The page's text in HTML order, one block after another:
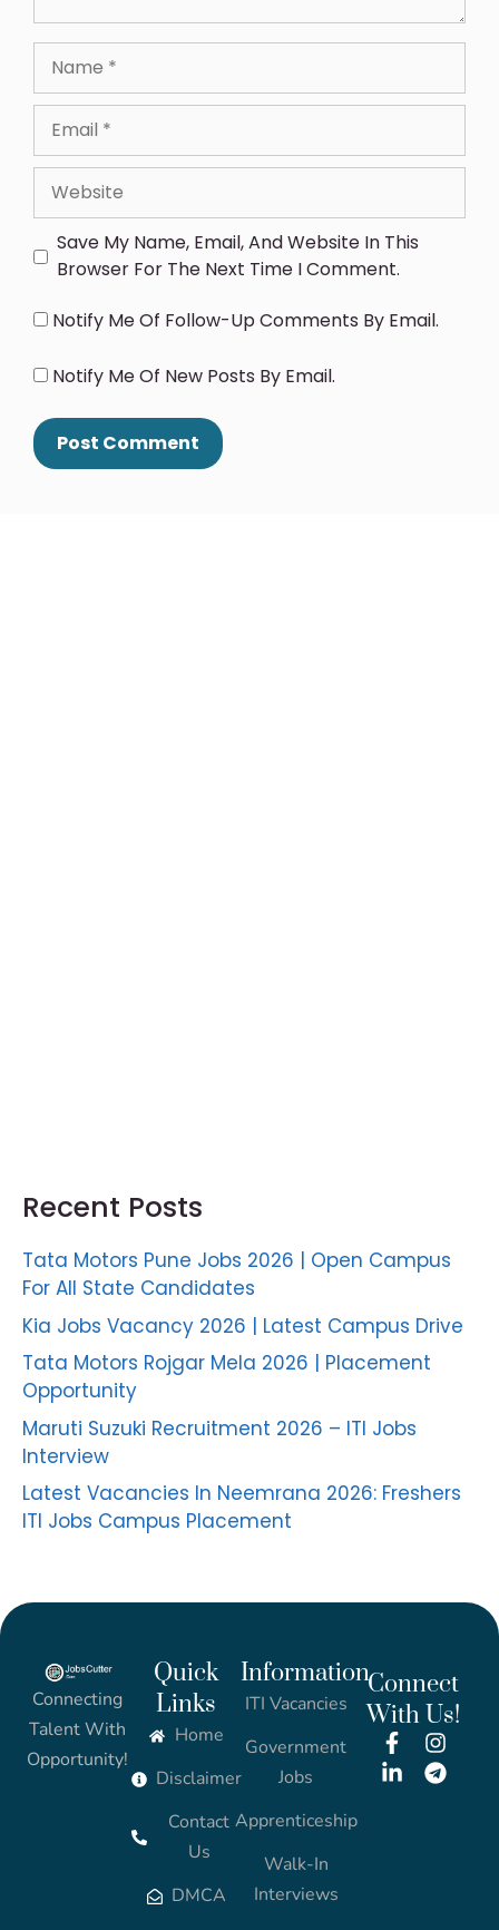
Save My Name, Email, And Website In This
Browser For The Next Time I Comment.
Notify Me Of Follow-Up Comments By Email.
Notify Me Of New Posts By Email.
Recent Posts
Tata Motors Pune Jobs 2026 | Open Campus
For All State Candidates
Kia Jobs Vacancy 2026 | Latest Campus Drive
Tata Motors Rojgar Mela 2026 | Placement
Opportunity
Maruti Suzuki Recruitment 2026 – ITI Jobs
Interview
Latest Vacancies In Neemrana 2026: Freshers
ITI Jobs Campus Placement
Connecting
Talent With
Opportunity!
Quick
Links
Home
Disclaimer
Contact
Us
DMCA
Information
ITI Vacancies
Government
Jobs
Apprenticeship
Walk-In
Interviews
Connect
With Us!